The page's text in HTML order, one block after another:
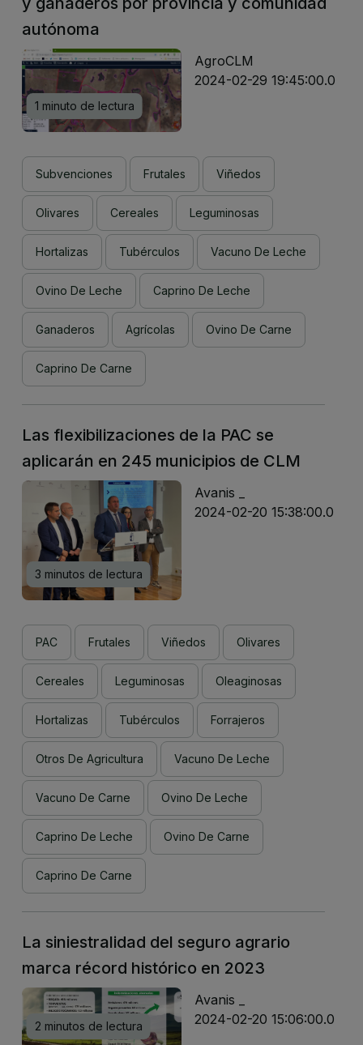
autónoma
1 minuto de lectura
AgroCLM
2024-02-29 19:45:00.0
Subvenciones Frutales Viñedos
Olivares Cereales Leguminosas
Hortalizas Tubérculos Vacuno De Leche
Ovino De Leche Caprino De Leche
Ganaderos Agrícolas Ovino De Carne
Caprino De Carne
Las flexibilizaciones de la PAC se
aplicarán en 245 municipios de CLM
3 minutos de lectura
Avanis _
2024-02-20 15:38:00.0
PAC Frutales Viñedos Olivares
Cereales Leguminosas Oleaginosas
Hortalizas Tubérculos Forrajeros
Otros De Agricultura Vacuno De Leche
Vacuno De Carne Ovino De Leche
Caprino De Leche Ovino De Carne
Caprino De Carne
La siniestralidad del seguro agrario
marca récord histórico en 2023
2 minutos de lectura
Avanis _
2024-02-20 15:06:00.0